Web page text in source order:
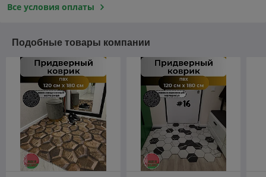
Все условия оплаты
Подобные товары компании